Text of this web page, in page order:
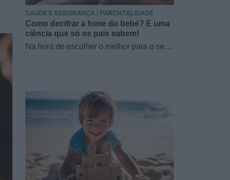
Como decifrar a fome do bebé? É uma
ciência que só os pais sabem!
Na hora de escolher o melhor para o seu
SAÚDE E SEGURANÇA | PARENTALIDADE